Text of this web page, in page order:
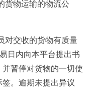
货物运输的物流公
对交收的货物有质量
日内向本平台提出书
暂停对货物的一切使
。逾期未提出异议